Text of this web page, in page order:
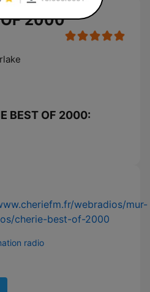
OF 2000
BEST OF 2000:
webradios/mur-
cherie-best-of-2000
radio